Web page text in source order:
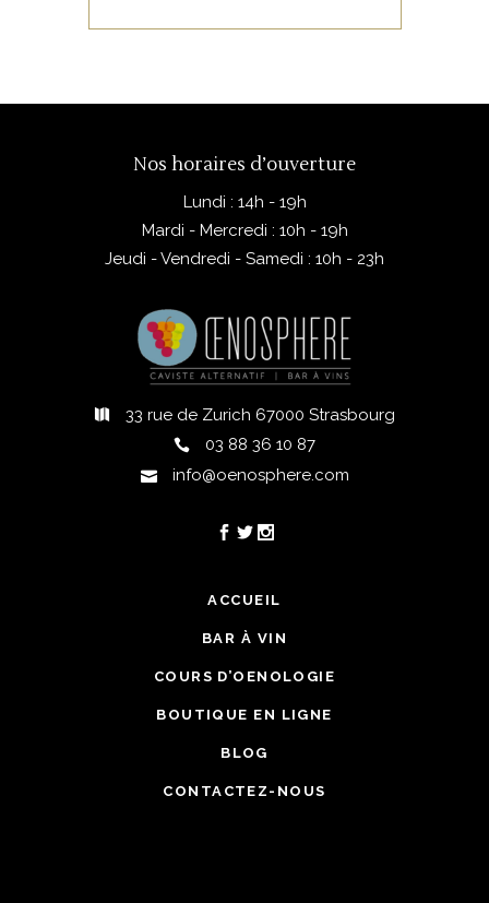
Nos horaires d’ouverture
Lundi : 14h - 19h
Mardi - Mercredi : 10h - 19h
Jeudi - Vendredi - Samedi : 10h - 23h
33 rue de Zurich 67000 Strasbourg
03 88 36 10 87
info@oenosphere.com
ACCUEIL
BAR À VIN
COURS D’OENOLOGIE
BOUTIQUE EN LIGNE
BLOG
CONTACTEZ-NOUS